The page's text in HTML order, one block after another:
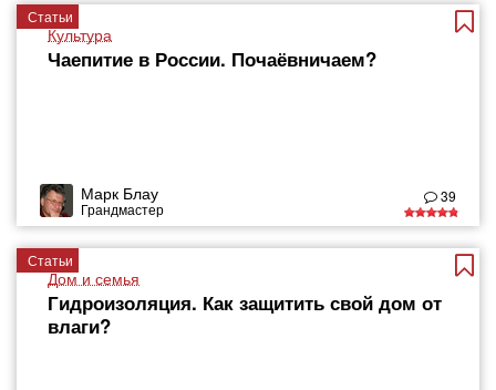
Статьи
Культура
Чаепитие в России. Почаёвничаем?
Марк Блау
Грандмастер
39
Статьи
Дом и семья
Гидроизоляция. Как защитить свой дом от
влаги?